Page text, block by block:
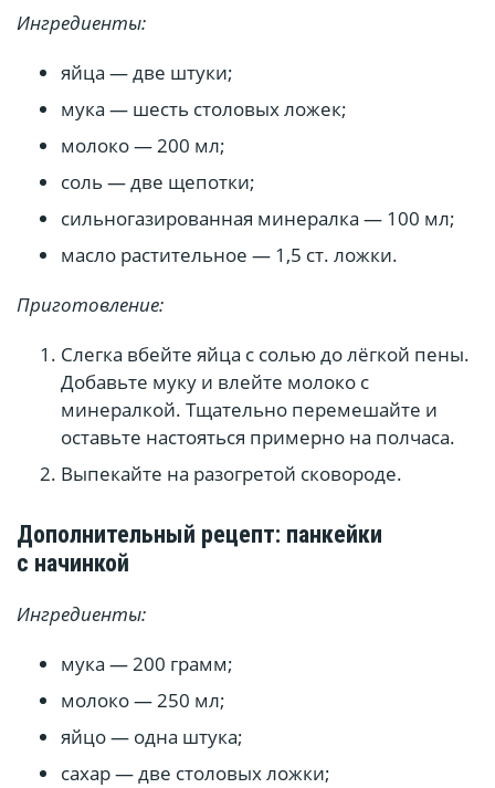
Ингредиенты:
яйца — две штуки;
мука — шесть столовых ложек;
молоко — 200 мл;
соль — две щепотки;
сильногазированная минералка — 100 мл;
масло растительное — 1,5 ст. ложки.
Приготовление:
Слегка вбейте яйца с солью до лёгкой пены.
Добавьте муку и влейте молоко с
минералкой. Тщательно перемешайте и
оставьте настояться примерно на полчаса.
Выпекайте на разогретой сковороде.
Дополнительный рецепт: панкейки
с начинкой
Ингредиенты:
мука — 200 грамм;
молоко — 250 мл;
яйцо — одна штука;
сахар — две столовых ложки;